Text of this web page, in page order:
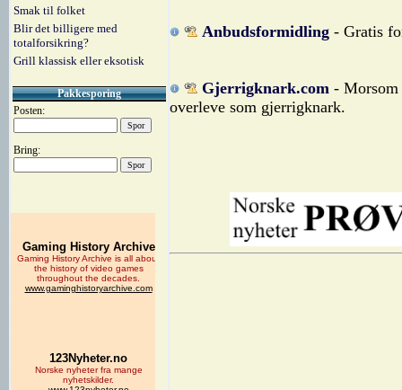
Smak til folket
Blir det billigere med
totalforsikring?
Grill klassisk eller eksotisk
Pakkesporing
Posten:
Bring:
Anbudsformidling - Gratis
Gjerrigknark.com - Morsom
overleve som gjerrigknark.